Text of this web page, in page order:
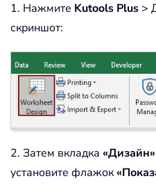
1. Нажмите Kutools Plus >
скриншот:
2. Затем вкладка «Дизайн»
установите флажок